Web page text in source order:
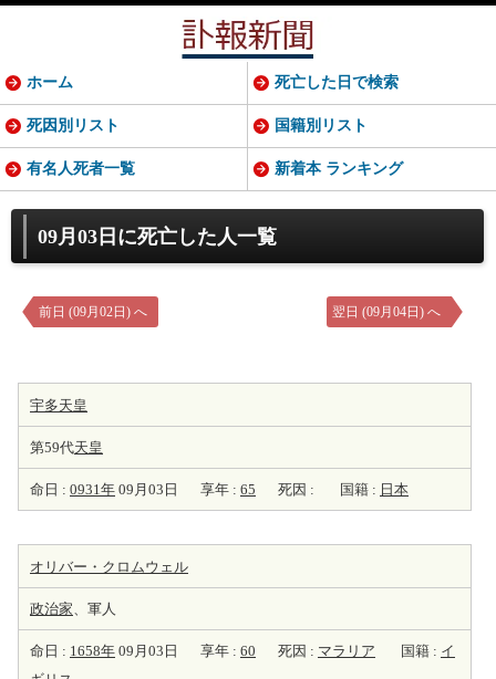
09月03日に死亡した人一覧
前日 (09月02日) へ 翌日 (09月04日) へ
宇多天皇
第59代天皇
命日 : 0931年 09月03日 享年 : 65 死因 : 国籍 : 日本
オリバー・クロムウェル
政治家、軍人
命日 : 1658年 09月03日 享年 : 60 死因 : マラリア 国籍 : イ
ホーム 死亡した日で検索
死因別リスト 国籍別リスト
有名人死者一覧 新着本 ランキング